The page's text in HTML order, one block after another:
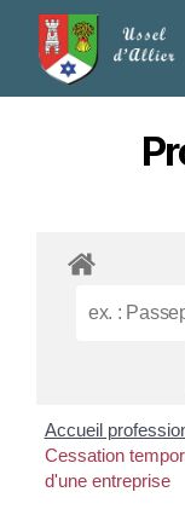
Accueil
Cessation
d'une entreprise